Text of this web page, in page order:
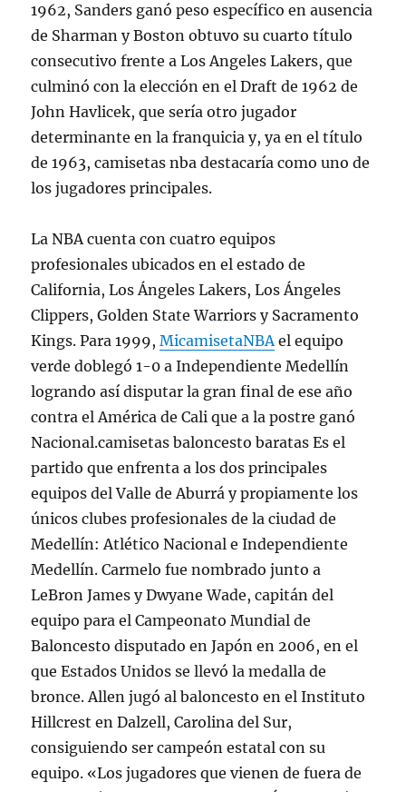
1962, Sanders ganó peso específico en ausencia
de Sharman y Boston obtuvo su cuarto título
consecutivo frente a Los Angeles Lakers, que
culminó con la elección en el Draft de 1962 de
John Havlicek, que sería otro jugador
determinante en la franquicia y, ya en el título
de 1963, camisetas nba destacaría como uno de
los jugadores principales.
La NBA cuenta con cuatro equipos
profesionales ubicados en el estado de
California, Los Ángeles Lakers, Los Ángeles
Clippers, Golden State Warriors y Sacramento
Kings. Para 1999,MicamisetaNBAel equipo
verde doblegó 1-0 a Independiente Medellín
logrando así disputar la gran final de ese año
contra el América de Cali que a la postre ganó
Nacional.camisetas baloncesto baratas Es el
partido que enfrenta a los dos principales
equipos del Valle de Aburrá y propiamente los
únicos clubes profesionales de la ciudad de
Medellín: Atlético Nacional e Independiente
Medellín. Carmelo fue nombrado junto a
LeBron James y Dwyane Wade, capitán del
equipo para el Campeonato Mundial de
Baloncesto disputado en Japón en 2006, en el
que Estados Unidos se llevó la medalla de
bronce. Allen jugó al baloncesto en el Instituto
Hillcrest en Dalzell, Carolina del Sur,
consiguiendo ser campeón estatal con su
equipo. «Los jugadores que vienen de fuera de